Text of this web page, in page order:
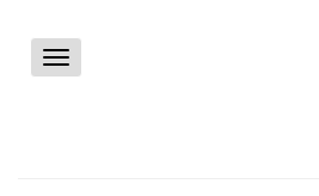
Toggle